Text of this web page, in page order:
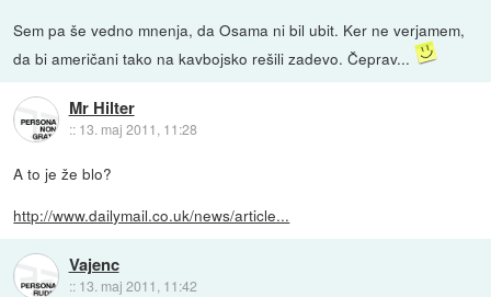
Sem pa še vedno mnenja, da Osama ni bil ubit. Ker ne verjamem,
da bi američani tako na kavbojsko rešili zadevo. Čeprav...
Mr Hilter
:: 13. maj 2011, 11:28
A to je že blo?
http://www.dailymail.co.uk/news/article...
Vajenc
:: 13. maj 2011, 11:42